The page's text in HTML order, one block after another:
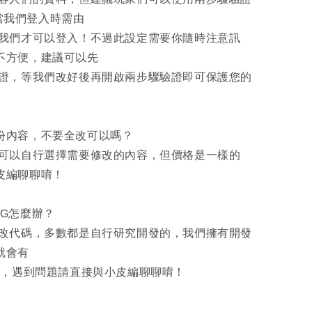
們登入時需由
才可以登入！不過此設定需要你隨時注意訊
方便，建議可以先
等我們改好後再開啟兩步驟驗證即可保護您的
內容，不要全改可以嗎？
自行選擇需要修改的內容，但價格是一樣的
聊聊唷！
怎麼辦？
碼，多數都是自行研究開發的，我們擁有開發
會有
到問題請直接與小皮編聊聊唷！